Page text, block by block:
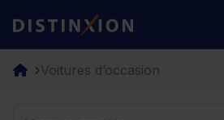
Distinxion
Voitures d’occasion